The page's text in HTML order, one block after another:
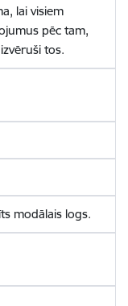
lai visiem
pēc tam,
tos.
modālais logs.